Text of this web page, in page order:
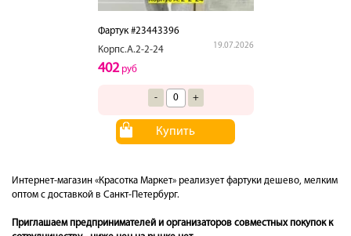
Фартук #23443396
Корпс.А.2-2-24
19.07.2026
402руб
- +
Купить
Интернет-магазин «Красотка Маркет» реализует фартуки дешево, мелким
оптом с доставкой в Санкт-Петербург.
Приглашаем предпринимателей и организаторов совместных покупок к